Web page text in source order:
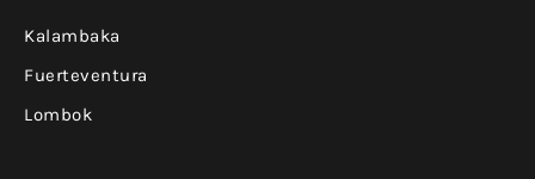
Kalambaka
Fuerteventura
Lombok